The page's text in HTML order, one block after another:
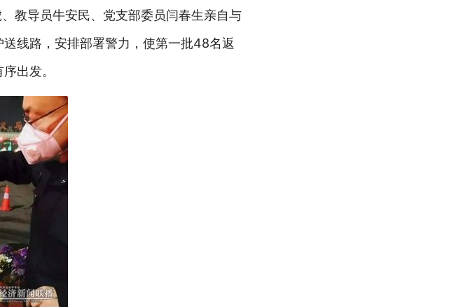
教导员牛安民、党支部委员闫春生亲自与
线路，安排部署警力，使第一批48名返
出发。